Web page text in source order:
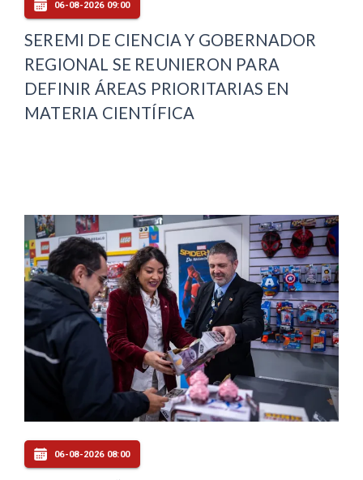
06-08-2026 09:00
SEREMI DE CIENCIA Y GOBERNADOR
REGIONAL SE REUNIERON PARA
DEFINIR ÁREAS PRIORITARIAS EN
MATERIA CIENTÍFICA
06-08-2026 08:00